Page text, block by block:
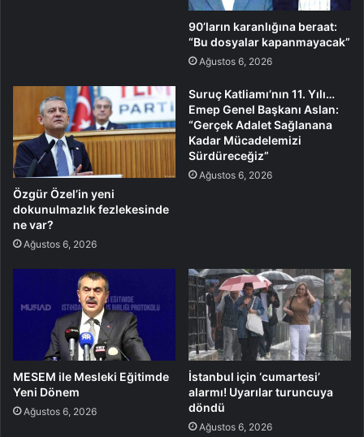
90’ların karanlığına beraat:
“Bu dosyalar kapanmayacak”
Ağustos 6, 2026
Özgür Özel’in yeni
dokunulmazlık fezlekesinde
ne var?
Ağustos 6, 2026
Suruç Katliamı’nın 11. Yılı…
Emep Genel Başkanı Aslan:
“Gerçek Adalet Sağlanana
Kadar Mücadelemizi
Sürdüreceğiz”
Ağustos 6, 2026
MESEM ile Mesleki Eğitimde
Yeni Dönem
Ağustos 6, 2026
İstanbul için ‘cumartesi’
alarmı! Uyarılar turuncuya
döndü
Ağustos 6, 2026